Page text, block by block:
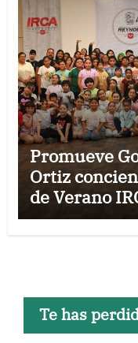
Promueve
Ortiz
de Verano
Te has